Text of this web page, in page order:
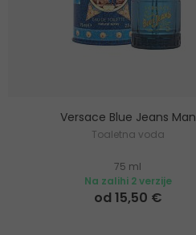
Versace Blue Jeans Man
Toaletna voda
75 ml
Na zalihi 2 verzije
od 15,50 €